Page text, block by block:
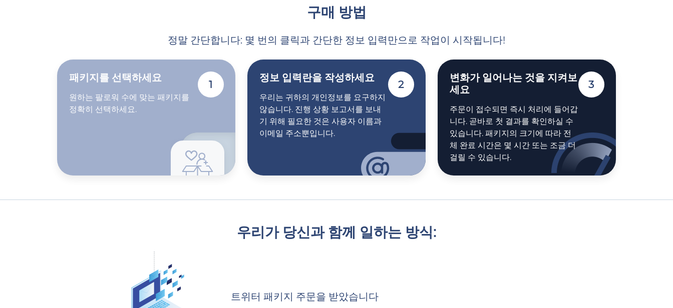
구매 방법
정말 간단합니다: 몇 번의 클릭과 간단한 정보 입력만으로 작업이 시작됩니다!
패키지를 선택하세요
원하는 팔로워 수에 맞는 패키지를
정확히 선택하세요.
1
정보 입력란을 작성하세요
우리는 귀하의 개인정보를 요구하지
않습니다. 진행 상황 보고서를 보내
기 위해 필요한 것은 사용자 이름과
이메일 주소뿐입니다.
2
변화가 일어나는 것을 지켜보
세요
주문이 접수되면 즉시 처리에 들어갑
니다. 곧바로 첫 결과를 확인하실 수
있습니다. 패키지의 크기에 따라 전
체 완료 시간은 몇 시간 또는 조금 더
걸릴 수 있습니다.
3
우리가 당신과 함께 일하는 방식:
트위터 패키지 주문을 받았습니다